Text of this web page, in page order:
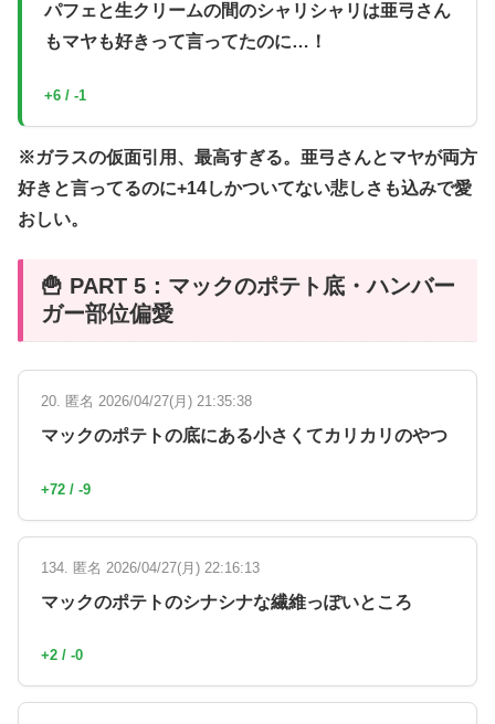
パフェと生クリームの間のシャリシャリは亜弓さん
もマヤも好きって言ってたのに…！
+6 / -1
※ガラスの仮面引用、最高すぎる。亜弓さんとマヤが両方
好きと言ってるのに+14しかついてない悲しさも込みで愛
おしい。
🍟 PART 5：マックのポテト底・ハンバー
ガー部位偏愛
20. 匿名 2026/04/27(月) 21:35:38
マックのポテトの底にある小さくてカリカリのやつ
+72 / -9
134. 匿名 2026/04/27(月) 22:16:13
マックのポテトのシナシナな繊維っぽいところ
+2 / -0